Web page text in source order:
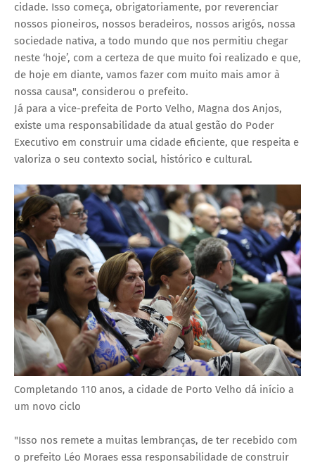
cidade. Isso começa, obrigatoriamente, por reverenciar
nossos pioneiros, nossos beradeiros, nossos arigós, nossa
sociedade nativa, a todo mundo que nos permitiu chegar
neste ‘hoje’, com a certeza de que muito foi realizado e que,
de hoje em diante, vamos fazer com muito mais amor à
nossa causa", considerou o prefeito.
Já para a vice-prefeita de Porto Velho, Magna dos Anjos,
existe uma responsabilidade da atual gestão do Poder
Executivo em construir uma cidade eficiente, que respeita e
valoriza o seu contexto social, histórico e cultural.
Completando 110 anos, a cidade de Porto Velho dá início a
um novo ciclo
"Isso nos remete a muitas lembranças, de ter recebido com
o prefeito Léo Moraes essa responsabilidade de construir